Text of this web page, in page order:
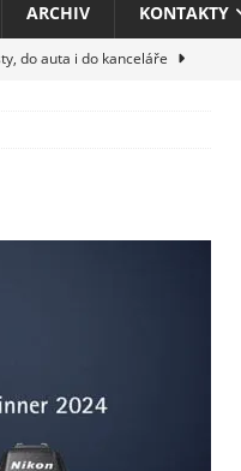
ARCHIV KONTAKTY
do auta i do kanceláře
příslušenství pro hráče,
kuchyň na italskou